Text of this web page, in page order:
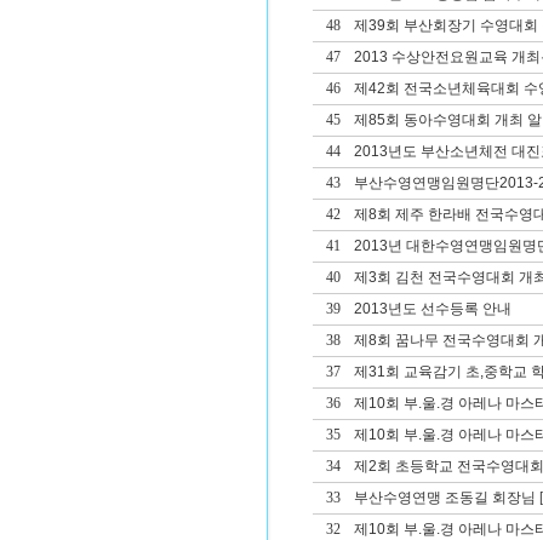
48
제39회 부산회장기 수영대
47
2013 수상안전요원교육 개최
46
제42회 전국소년체육대회 수
45
제85회 동아수영대회 개최
44
2013년도 부산소년체전 대진
43
부산수영연맹임원명단2013-
42
제8회 제주 한라배 전국수영
41
2013년 대한수영연맹임원명
40
제3회 김천 전국수영대회 개
39
2013년도 선수등록 안내
38
제8회 꿈나무 전국수영대회
37
제31회 교육감기 초,중학교
36
제10회 부.울.경 아레나 마스
35
제10회 부.울.경 아레나 마스
34
제2회 초등학교 전국수영대
33
부산수영연맹 조동길 회장님
32
제10회 부.울.경 아레나 마스